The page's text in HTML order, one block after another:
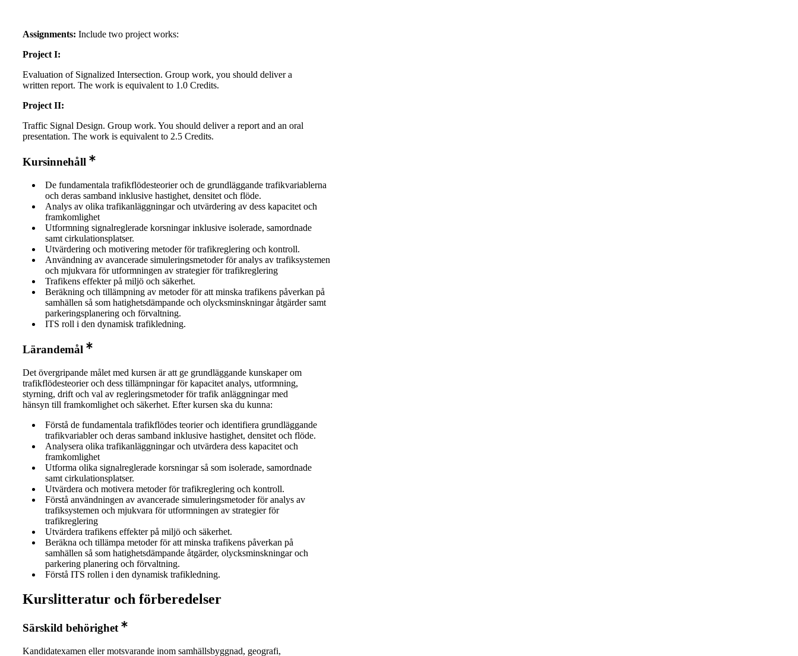
Assignments: Include two project works:
Project I:
Evaluation of Signalized Intersection. Group work, you should deliver a
written report. The work is equivalent to 1.0 Credits.
Project II:
Traffic Signal Design. Group work. You should deliver a report and an oral
presentation. The work is equivalent to 2.5 Credits.
Kursinnehåll
De fundamentala trafikflödesteorier och de grundläggande trafikvariablerna
och deras samband inklusive hastighet, densitet och flöde.
Analys av olika trafikanläggningar och utvärdering av dess kapacitet och
framkomlighet
Utformning signalreglerade korsningar inklusive isolerade, samordnade
samt cirkulationsplatser.
Utvärdering och motivering metoder för trafikreglering och kontroll.
Användning av avancerade simuleringsmetoder för analys av trafiksystemen
och mjukvara för utformningen av strategier för trafikreglering
Trafikens effekter på miljö och säkerhet.
Beräkning och tillämpning av metoder för att minska trafikens påverkan på
samhällen så som hatighetsdämpande och olycksminskningar åtgärder samt
parkeringsplanering och förvaltning.
ITS roll i den dynamisk trafikledning.
Lärandemål
Det övergripande målet med kursen är att ge grundläggande kunskaper om
trafikflödesteorier och dess tillämpningar för kapacitet analys, utformning,
styrning, drift och val av regleringsmetoder för trafik anläggningar med
hänsyn till framkomlighet och säkerhet. Efter kursen ska du kunna:
Förstå de fundamentala trafikflödes teorier och identifiera grundläggande
trafikvariabler och deras samband inklusive hastighet, densitet och flöde.
Analysera olika trafikanläggningar och utvärdera dess kapacitet och
framkomlighet
Utforma olika signalreglerade korsningar så som isolerade, samordnade
samt cirkulationsplatser.
Utvärdera och motivera metoder för trafikreglering och kontroll.
Förstå användningen av avancerade simuleringsmetoder för analys av
trafiksystemen och mjukvara för utformningen av strategier för
trafikreglering
Utvärdera trafikens effekter på miljö och säkerhet.
Beräkna och tillämpa metoder för att minska trafikens påverkan på
samhällen så som hatighetsdämpande åtgärder, olycksminskningar och
parkering planering och förvaltning.
Förstå ITS rollen i den dynamisk trafikledning.
Kurslitteratur och förberedelser
Särskild behörighet
Kandidatexamen eller motsvarande inom samhällsbyggnad, geografi,